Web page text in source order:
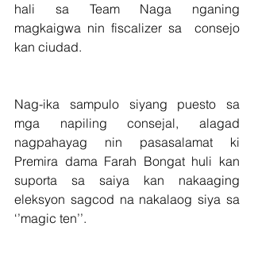
hali sa Team Naga nganing
magkaigwa nin fiscalizer sa  consejo
kan ciudad.
Nag-ika sampulo siyang puesto sa
mga napiling consejal, alagad
nagpahayag nin pasasalamat ki
Premira dama Farah Bongat huli kan
suporta sa saiya kan nakaaging
eleksyon sagcod na nakalaog siya sa
‘’magic ten’’.